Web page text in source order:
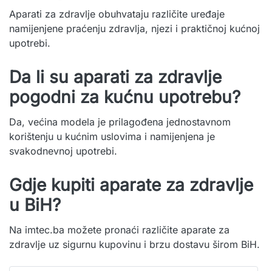
Aparati za zdravlje obuhvataju različite uređaje
namijenjene praćenju zdravlja, njezi i praktičnoj kućnoj
upotrebi.
Da li su aparati za zdravlje
pogodni za kućnu upotrebu?
Da, većina modela je prilagođena jednostavnom
korištenju u kućnim uslovima i namijenjena je
svakodnevnoj upotrebi.
Gdje kupiti aparate za zdravlje
u BiH?
Na imtec.ba možete pronaći različite aparate za
zdravlje uz sigurnu kupovinu i brzu dostavu širom BiH.